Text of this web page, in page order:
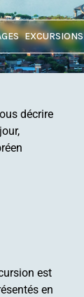
EXCURSIONS
décrire
est
en